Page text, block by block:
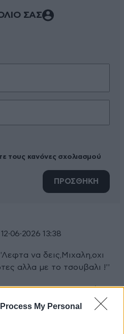
My Personal
ΣΑΣ
τους κανόνες σχολιασμού
ΠΡΟΣΘΗΚΗ
12·06·2026 13:38
να δεις,Μιχαλη,οχι
αλλα με το τσουβαλι !''
0 0